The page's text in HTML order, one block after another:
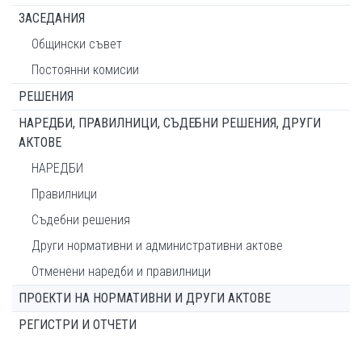
ЗАСЕДАНИЯ
Общински съвет
Постоянни комисии
РЕШЕНИЯ
НАРЕДБИ, ПРАВИЛНИЦИ, СЪДЕБНИ РЕШЕНИЯ, ДРУГИ
АКТОВЕ
НАРЕДБИ
Правилници
Съдебни решения
Други нормативни и административни актове
Отменени наредби и правилници
ПРОЕКТИ НА НОРМАТИВНИ И ДРУГИ АКТОВЕ
РЕГИСТРИ И ОТЧЕТИ